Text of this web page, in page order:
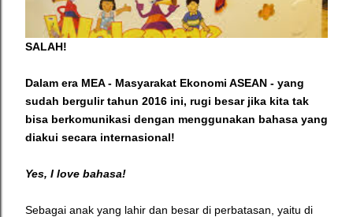
SALAH!
Dalam era MEA - Masyarakat Ekonomi ASEAN - yang
sudah bergulir tahun 2016 ini, rugi besar jika kita tak
bisa berkomunikasi dengan menggunakan bahasa yang
diakui secara internasional!
Yes, I love bahasa!
Sebagai anak yang lahir dan besar di perbatasan, yaitu di